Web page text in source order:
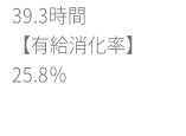
39.3時間
【有給消化率】
25.8％